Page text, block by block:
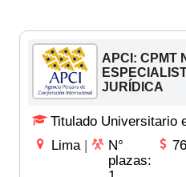
APCI: CPMT
JURÍDICA
Titulado Universitario
Lima |
N°
plazas: